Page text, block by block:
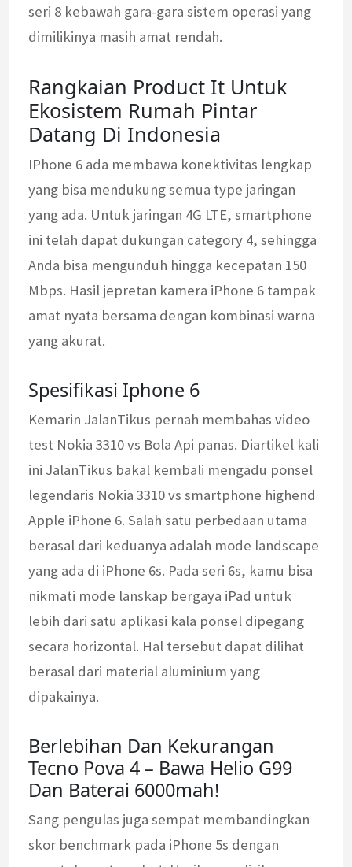
seri 8 kebawah gara-gara sistem operasi yang
dimilikinya masih amat rendah.
Rangkaian Product It Untuk
Ekosistem Rumah Pintar
Datang Di Indonesia
IPhone 6 ada membawa konektivitas lengkap
yang bisa mendukung semua type jaringan
yang ada. Untuk jaringan 4G LTE, smartphone
ini telah dapat dukungan category 4, sehingga
Anda bisa mengunduh hingga kecepatan 150
Mbps. Hasil jepretan kamera iPhone 6 tampak
amat nyata bersama dengan kombinasi warna
yang akurat.
Spesifikasi Iphone 6
Kemarin JalanTikus pernah membahas video
test Nokia 3310 vs Bola Api panas. Diartikel kali
ini JalanTikus bakal kembali mengadu ponsel
legendaris Nokia 3310 vs smartphone highend
Apple iPhone 6. Salah satu perbedaan utama
berasal dari keduanya adalah mode landscape
yang ada di iPhone 6s. Pada seri 6s, kamu bisa
nikmati mode lanskap bergaya iPad untuk
lebih dari satu aplikasi kala ponsel dipegang
secara horizontal. Hal tersebut dapat dilihat
berasal dari material aluminium yang
dipakainya.
Berlebihan Dan Kekurangan
Tecno Pova 4 – Bawa Helio G99
Dan Baterai 6000mah!
Sang pengulas juga sempat membandingkan
skor benchmark pada iPhone 5s dengan